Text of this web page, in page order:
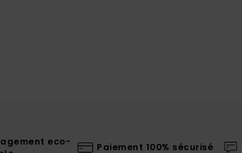
eco-
Paiement 100% sécurisé